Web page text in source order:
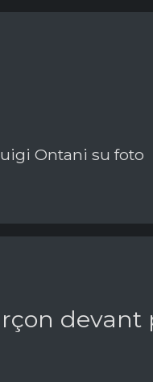
Ontani su foto